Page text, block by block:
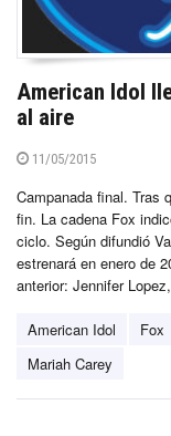
American Idol
al aire
11/05/2015
Campanada final. Tras
fin. La cadena Fox
ciclo. Según difundió
estrenará en enero de
anterior: Jennifer
American Idol Fox
Mariah Carey